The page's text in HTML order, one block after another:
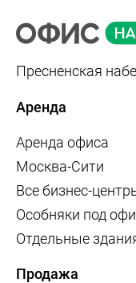
Пресненская
Аренда
Аренда офиса
Москва-Сити
Все бизнес-
Особняки под
Отдельные
Продажа